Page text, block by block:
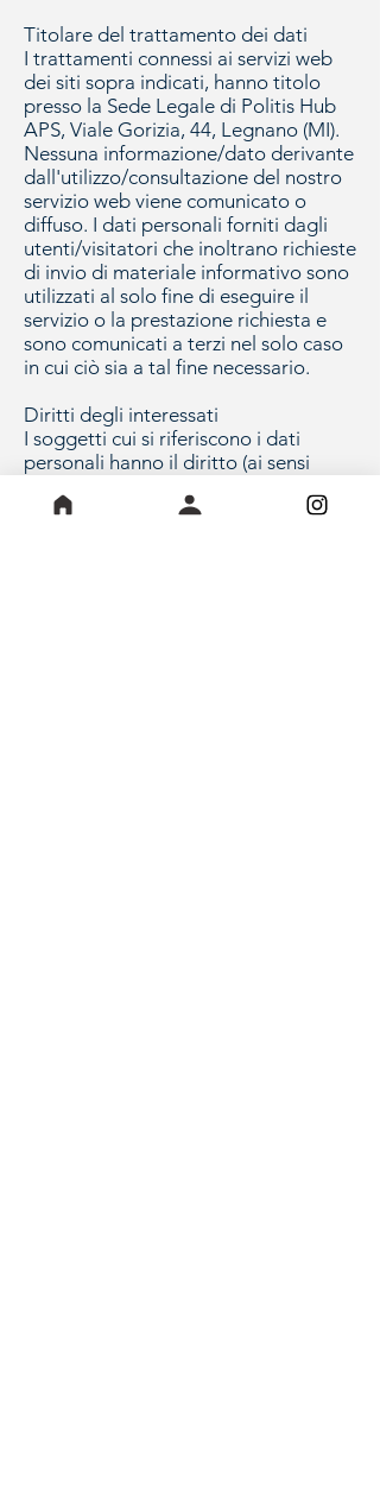
Titolare del trattamento dei dati
I trattamenti connessi ai servizi web
dei siti sopra indicati, hanno titolo
presso la Sede Legale di Politis Hub
APS, Viale Gorizia, 44, Legnano (MI).
Nessuna informazione/dato derivante
dall'utilizzo/consultazione del nostro
servizio web viene comunicato o
diffuso. I dati personali forniti dagli
utenti/visitatori che inoltrano richieste
di invio di materiale informativo sono
utilizzati al solo fine di eseguire il
servizio o la prestazione richiesta e
sono comunicati a terzi nel solo caso
in cui ciò sia a tal fine necessario.
Diritti degli interessati
I soggetti cui si riferiscono i dati
personali hanno il diritto (ai sensi
ottenere in qualunque momento la